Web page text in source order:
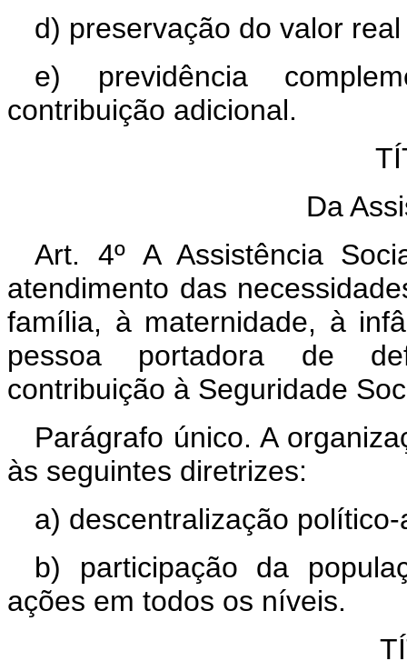
d) preservação do valor
e) previdência
contribuição adicional.
Da
Art. 4º A Assistência
atendimento das
família, à maternidade, à
pessoa portadora de
contribuição à Seguridade
Parágrafo único. A
às seguintes diretrizes:
a) descentralização
b) participação da
ações em todos os níveis.